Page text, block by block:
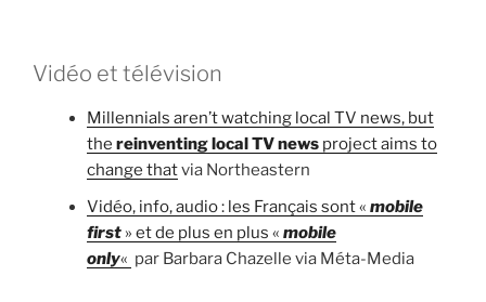
Vidéo et télévision
Millennials aren’t watching local TV news, but
the reinventing local TV news project aims to
change thatvia Northeastern
Vidéo, info, audio : les Français sont « mobile
first » et de plus en plus « mobile
only« par Barbara Chazelle via Méta-Media